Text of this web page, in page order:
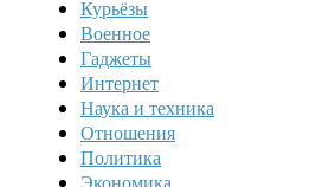
Курьёзы
Военное
Гаджеты
Интернет
Наука и техника
Отношения
Политика
Экономика